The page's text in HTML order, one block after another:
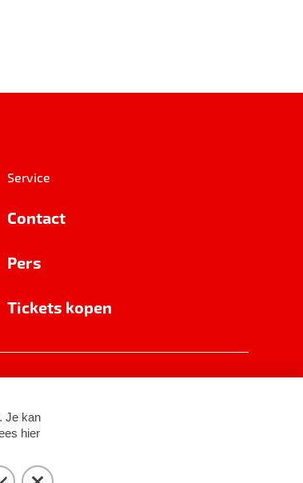
Service
Contact
Pers
Tickets kopen